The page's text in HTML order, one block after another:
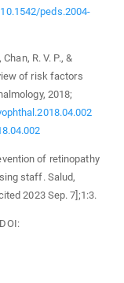
peds.2004-
R. V. P., &
of risk factors
2018;
of retinopathy
staff. Salud,
2023 Sep. 7];1:3.
DOI: